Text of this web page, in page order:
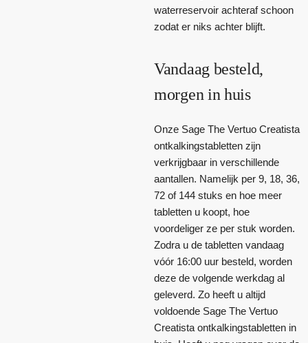
waterreservoir achteraf schoon
zodat er niks achter blijft.
Vandaag besteld,
morgen in huis
Onze Sage The Vertuo Creatista
ontkalkingstabletten zijn
verkrijgbaar in verschillende
aantallen. Namelijk per 9, 18, 36,
72 of 144 stuks en hoe meer
tabletten u koopt, hoe
voordeliger ze per stuk worden.
Zodra u de tabletten vandaag
vóór 16:00 uur besteld, worden
deze de volgende werkdag al
geleverd. Zo heeft u altijd
voldoende Sage The Vertuo
Creatista ontkalkingstabletten in